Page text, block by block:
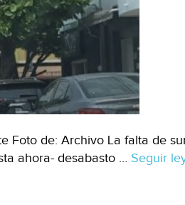
Foto de: Archivo La falta de
ahora- desabasto … Seguir